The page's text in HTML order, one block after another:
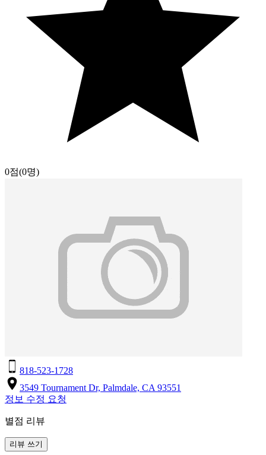
0점(0명)
818-523-1728
3549 Tournament Dr, Palmdale, CA 93551
정보 수정 요청
별점 리뷰
리뷰 쓰기